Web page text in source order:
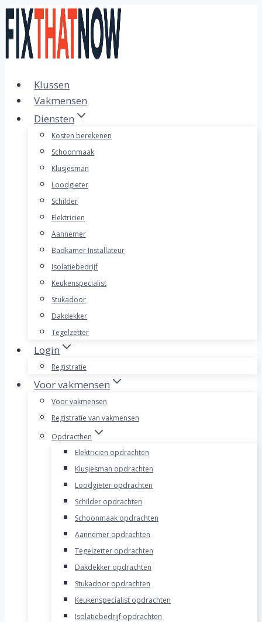
Doorgaan
naar
inhoud
Klussen
Vakmensen
Diensten
Kosten berekenen
Schoonmaak
Klusjesman
Loodgieter
Schilder
Elektricien
Aannemer
Badkamer Installateur
Isolatiebedrijf
Keukenspecialist
Stukadoor
Dakdekker
Tegelzetter
Login
Registratie
Voor vakmensen
Voor vakmensen
Registratie van vakmensen
Opdracthen
Elektricien opdrachten
Klusjesman opdrachten
Loodgieter opdrachten
Schilder opdrachten
Schoonmaak opdrachten
Aannemer opdrachten
Tegelzetter opdrachten
Dakdekker opdrachten
Stukadoor opdrachten
Keukenspecialist opdrachten
Isolatiebedrijf opdrachten